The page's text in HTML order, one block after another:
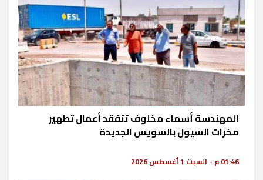
المهندسة أسماء مخلوف تتفقد أعمال تطهير
مخرات السيول بالسويس الجديدة
01:46 م - السبت 1 أغسطس 2026